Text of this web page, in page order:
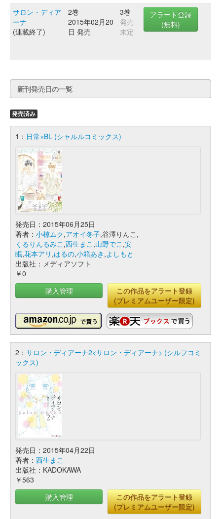
サロン・ディア
ーナ
(連載終了)
2巻
2015年02月20
日 発売
3巻
発売
未定
アラート登録
(無料)
新刊発売日の一覧
発売済み
1： 日常×BL (シャルルコミックス)
発売日：2015年06月25日
著者： 小椋ムク,アオイ冬子,谷澤りんこ,
くるりんるみこ ,西生まこ ,山野でこ ,安
眠,花本アリ ,はるの,小箱あき ,よしもと
出版社：メディアソフト
￥0
購入管理
この作品をアラート登録
(プレミアムユーザー限定)
2： サロン・ディアーナ2<サロン・ディアーナ> (シルフコミ
ックス)
発売日：2015年04月22日
著者： 西生まこ
出版社：KADOKAWA
￥563
購入管理
この作品をアラート登録
(プレミアムユーザー限定)